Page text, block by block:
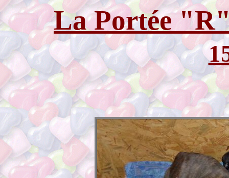
La Portée